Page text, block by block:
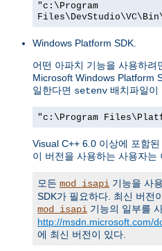
"c:\Program
Windows Platform SDK.
어떤 아파치 기능을 사용하려
Microsoft Windows Platform
일한다면 setenv 배치파일이
"c:\Program
Visual C++ 6.0 이상에 포함
이 버전을 사용하는 사용자는
모든 mod_isapi 기능을 사
SDK가 필요하다. 최신 버전
mod_isapi 기능의 일부를
http://msdn.microsoft.com/
에 최신 버전이 있다.